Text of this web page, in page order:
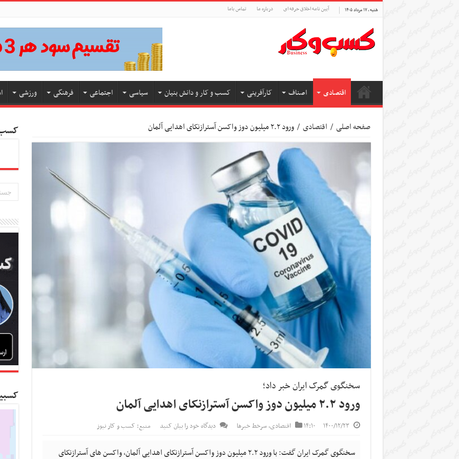
شنبه , ۱۷ مرداد ۱۴۰۵ آیین نامه اخلاق حرفه ای درباره ما تماس باما
اقتصادی اصناف کارآفرینی کسب و کار و دانش بنیان سیاسی اجتماعی فرهنگی ورزشی
صفحه اصلی / اقتصادی / ورود ۲.۲ میلیون دوز واکسن آسترازنکای اهدایی آلمان
سخنگوی گمرک ایران خبر داد؛
ورود ۲.۲ میلیون دوز واکسن آسترازنکای اهدایی آلمان
۱۴۰۰/۱۲/۲۳ ۱۴:۱۰ اقتصادی,سرخط خبرها دیدگاه خود را بیان کنید منبع: کسب و کار نیوز
سخنگوی گمرک ایران گفت: با ورود ۲.۲ میلیون دوز واکسن آسترازنکای اهدایی آلمان، واکسن های آسترازنکای
کسب